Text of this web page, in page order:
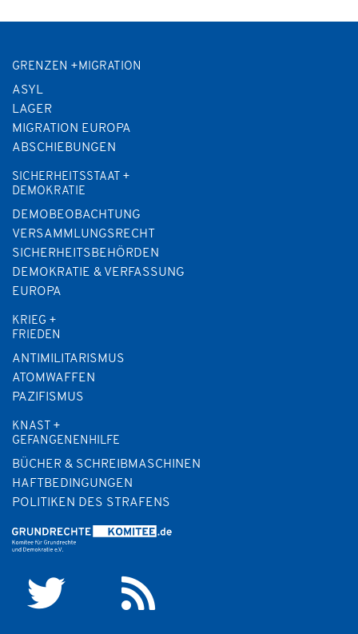
GRENZEN +MIGRATION
ASYL
LAGER
MIGRATION EUROPA
ABSCHIEBUNGEN
SICHERHEITSSTAAT +
DEMOKRATIE
DEMOBEOBACHTUNG
VERSAMMLUNGSRECHT
SICHERHEITSBEHÖRDEN
DEMOKRATIE & VERFASSUNG
EUROPA
KRIEG +
FRIEDEN
ANTIMILITARISMUS
ATOMWAFFEN
PAZIFISMUS
KNAST +
GEFANGENENHILFE
BÜCHER & SCHREIBMASCHINEN
HAFTBEDINGUNGEN
POLITIKEN DES STRAFENS